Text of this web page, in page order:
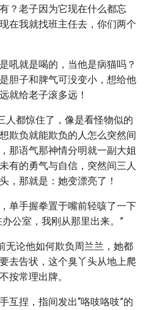
？老子因为它现在什么都忘
在我就找班主任去，你们两个
吼就是喝的，当他是病猫吗？
胆子和脾气可没变小，想给他
就给老子滚多远！
人都惊住了，像是看怪物似的
欺负就能欺负的人怎么突然间
那语气那神情分明就一副大姐
有的勇气与自信，突然间三人
，那就是：她变漂亮了！
单手握拳置于嘴前轻咳了一下
公室，我刚从那里出来。”
无论他如何欺负周兰兰，她都
去告状，这个臭丫头从地上爬
按常理出牌。
互捏，指间发出“咯吱咯吱”的